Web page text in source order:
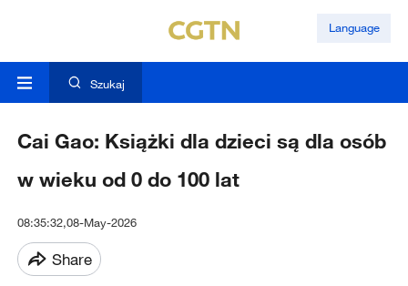
Language
Szukaj
Cai Gao: Książki dla dzieci są dla osób
w wieku od 0 do 100 lat
08:35:32,08-May-2026
Share